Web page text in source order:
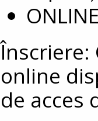
online
de acces